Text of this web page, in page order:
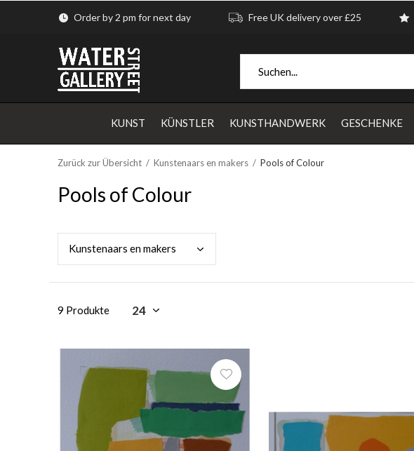
KUNST KÜNSTLER KUNSTHANDWERK GESCHENKE
Order by 2 pm for next day Free UK delivery over £25
Zurück zur Übersicht Kunstenaars en makers Pools of Colour
Pools of Colour
Kunstenaars en makers
9 Produkte